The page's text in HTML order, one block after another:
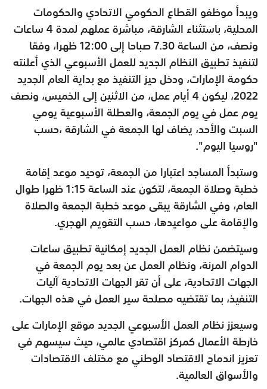
ويبدأ موظفو القطاع الحكومي الاتحادي والحكومات
المحلية، باستثناء الشارقة، مباشرة عملهم لمدة 4 ساعات
ونصف، من الساعة 7.30 صباحا إلى 12:00 ظهرا، وفقا
لتنفيذ تطبيق النظام الجديد للعمل الأسبوعي الذي أعلنته
حكومة الإمارات، ودخل حيز التنفيذ مع بداية العام الجديد
2022، ليكون 4 أيام عمل، من الاثنين إلى الخميس، ونصف
يوم عمل في يوم الجمعة، والعطلة الأسبوعية يومي
السبت والأحد، يضاف لها الجمعة في الشارقة ،حسب
"روسيا اليوم".
وستبدأ المساجد اعتبارا من الجمعة، توحيد موعد إقامة
خطبة وصلاة الجمعة، لتكون عند الساعة 1:15 ظهرا طوال
العام، وفي الشارقة يبقى موعد خطبة الجمعة والصلاة
والإقامة على مواعيدها، حسب التقويم الهجري.
وسيتضمن نظام العمل الجديد إمكانية تطبيق ساعات
الدوام المرنة، ونظام العمل عن بعد يوم الجمعة في
الجهات الاتحادية، على أن تقر الجهات الاتحادية آليات
التنفيذ، بما تقتضيه مصلحة سير العمل في هذه الجهات.
وسيعزز نظام العمل الأسبوعي الجديد موقع الإمارات على
خارطة الأعمال كمركز اقتصادي عالمي، حيث سيسهم في
تعزيز اندماج الاقتصاد الوطني مع مختلف الاقتصادات
والأسواق العالمية.